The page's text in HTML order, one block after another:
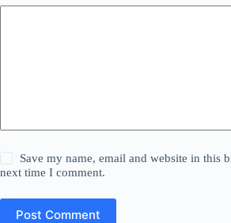
Save my name, email and website in this
next time I comment.
Post Comment